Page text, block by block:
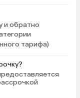
и обратно
тарифа)